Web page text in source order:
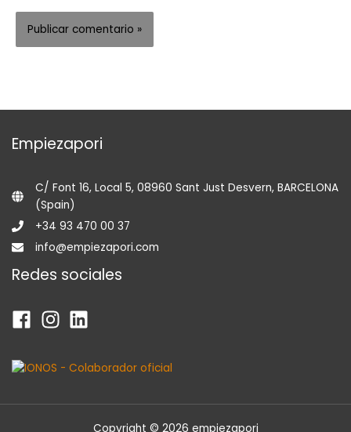
Empiezapori
C/ Font 16, Local 5, 08960 Sant Just Desvern, BARCELONA
(Spain)
+34 93 470 00 37
info@empiezapori.com
Redes sociales
Copyright © 2026 empiezapori